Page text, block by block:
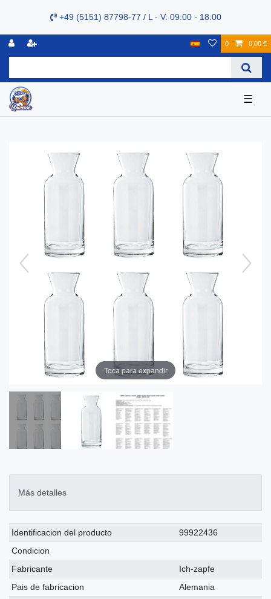
+49 (5151) 87798-77 / L - V: 09:00 - 18:00
0 0,00 €
☰
Toca para expandir
Más detalles
Ceres::Template.singleItemTechnicalDataAttribute
Ceres::Template.singleItemTechnicalDataValue
Identificacion del producto
99922436
Condicion
Fabricante
Ich-zapfe
Pais de fabricacion
Alemania